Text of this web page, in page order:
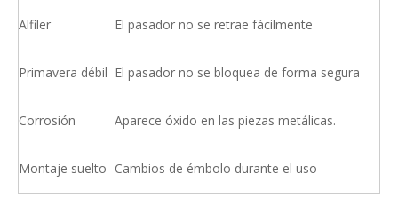
Alfiler El pasador no se retrae fácilmente
Primavera débil El pasador no se bloquea de forma segura
Corrosión Aparece óxido en las piezas metálicas.
Montaje suelto Cambios de émbolo durante el uso